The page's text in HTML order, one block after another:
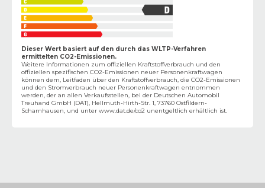
Dieser Wert basiert auf den durch das WLTP-Verfahren
ermittelten CO2-Emissionen.
Weitere Informationen zum offiziellen Kraftstoffverbrauch und den
offiziellen spezifischen CO2-Emissionen neuer Personenkraftwagen
können dem‚ Leitfaden über den Kraftstoffverbrauch, die CO2-Emissionen
und den Stromverbrauch neuer Personenkraftwagen entnommen
werden, der an allen Verkaufsstellen, bei der Deutschen Automobil
Treuhand GmbH (DAT), Hellmuth-Hirth-Str. 1, 73760 Ostfildern-
Scharnhausen, und unter www.dat.de/co2 unentgeltlich erhältlich ist.